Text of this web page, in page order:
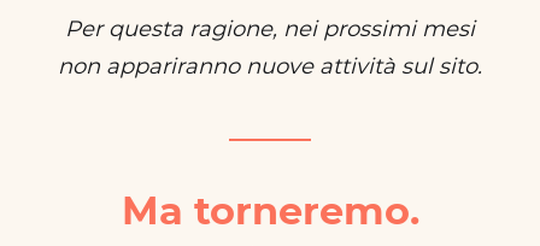
Per questa ragione, nei prossimi mesi
non appariranno nuove attività sul sito.
Ma torneremo.